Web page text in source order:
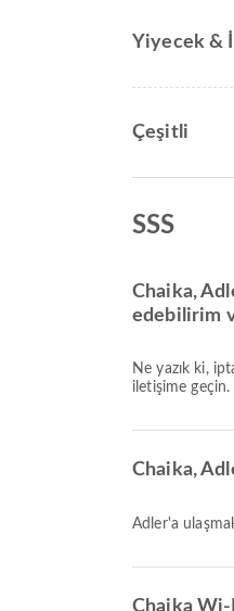
Yiyecek &
Çeşitli
SSS
Chaika,
edebilirim
Ne yazık ki,
iletişime geçin.
Chaika,
Adler'a
Chaika Wi-